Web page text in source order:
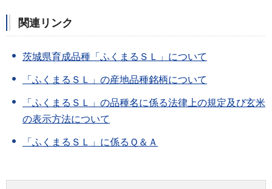
関連リンク
茨城県育成品種「ふくまるＳＬ」について
「ふくまるＳＬ」の産地品種銘柄について
「ふくまるＳＬ」の品種名に係る法律上の規定及び玄米
の表示方法について
「ふくまるＳＬ」に係るＱ＆Ａ